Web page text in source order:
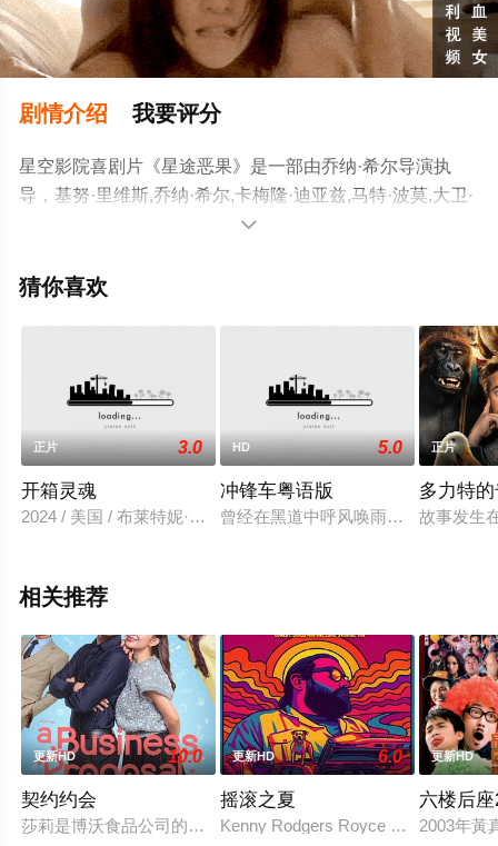
剧情介绍 我要评分
星空影院喜剧片《星途恶果》是一部由乔纳·希尔导演执
导，基努·里维斯,乔纳·希尔,卡梅隆·迪亚兹,马特·波莫,大卫·
斯佩德,艾薇·沃尔克,凯雅·基伯,拉弗恩·考克斯,肖拉·阿德乌
韦尔克·怀特,尼古拉·尼克拉斐,埃文·沙夫兰,克里斯·里德,Pa
减完整版电影大全就上星空影视，更多相关信息可移步至
。

猜你喜欢
正片 3.0
开箱灵魂
2024 / 美国 / 布莱特妮·奥格拉迪,詹姆斯·莫罗西尼,阿莉西娅·戴
HD 5.0
冲锋车粤语版
曾经在黑道中呼风唤雨的发哥（吴镇
正片
多力特
故事发生
相关推荐
更新HD 10.0
契约约会
莎莉是博沃食品公司的食品分析师，如今陷入财务困境，她答
更新HD 6.0
摇滚之夏
Kenny Rodgers Royce honors his
更新HD
六楼后
2003年黃